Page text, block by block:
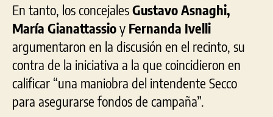
En tanto, los concejalesGustavo Asnaghi,
María Gianattassioy Fernanda Ivelli
argumentaron en la discusión en el recinto, su
contra de la iniciativa a la que coincidieron en
calificar “una maniobra del intendente Secco
para asegurarse fondos de campaña”.